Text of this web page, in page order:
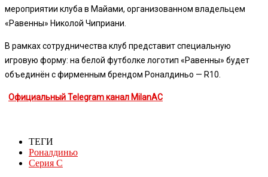
мероприятии клуба в Майами, организованном владельцем
«Равенны» Николой Чиприани.
В рамках сотрудничества клуб представит специальную
игровую форму: на белой футболке логотип «Равенны» будет
объединён с фирменным брендом Роналдиньо — R10.
Официальный Telegram канал MilanAC
ТЕГИ
Роналдиньо
Серия C